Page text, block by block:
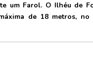
um Farol. O Ilhéu de
de 18 metros, no